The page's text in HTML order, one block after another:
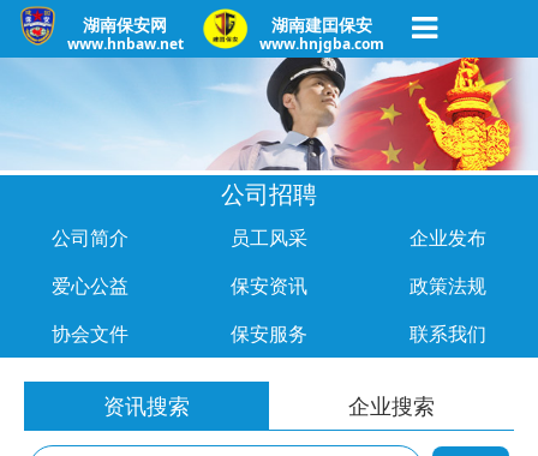
湖南保安网
www.hnbaw.net
湖南建囯保安
www.hnjgba.com
公司招聘
公司简介 员工风采
企业发布
爱心公益
保安资讯
政策法规
协会文件
保安服务 联系我们
资讯搜索 企业搜索